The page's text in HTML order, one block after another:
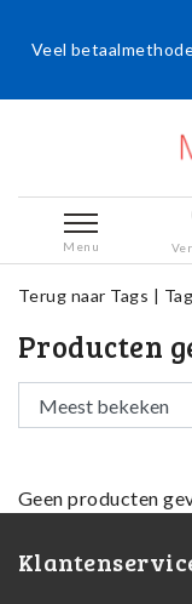
Veel
Menu
Terug naar Tags |
Producten
Geen producten